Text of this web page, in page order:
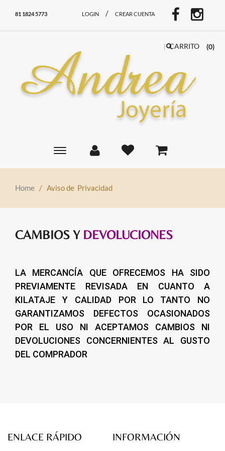
81 1824 5773 LOGIN / CREAR CUENTA
Toggle
CARRITO (0)
Home / Aviso de Privacidad
CAMBIOS Y DEVOLUCIONES
LA MERCANCÍA QUE OFRECEMOS HA SIDO
PREVIAMENTE REVISADA EN CUANTO A
KILATAJE Y CALIDAD POR LO TANTO NO
GARANTIZAMOS DEFECTOS OCASIONADOS
POR EL USO NI ACEPTAMOS CAMBIOS NI
DEVOLUCIONES CONCERNIENTES AL GUSTO
DEL COMPRADOR
ENLACE RÁPIDO INFORMACIÓN